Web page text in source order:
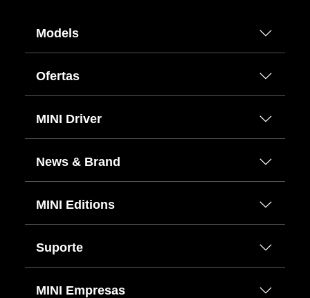
Models
Ofertas
MINI Driver
News & Brand
MINI Editions
Suporte
MINI Empresas